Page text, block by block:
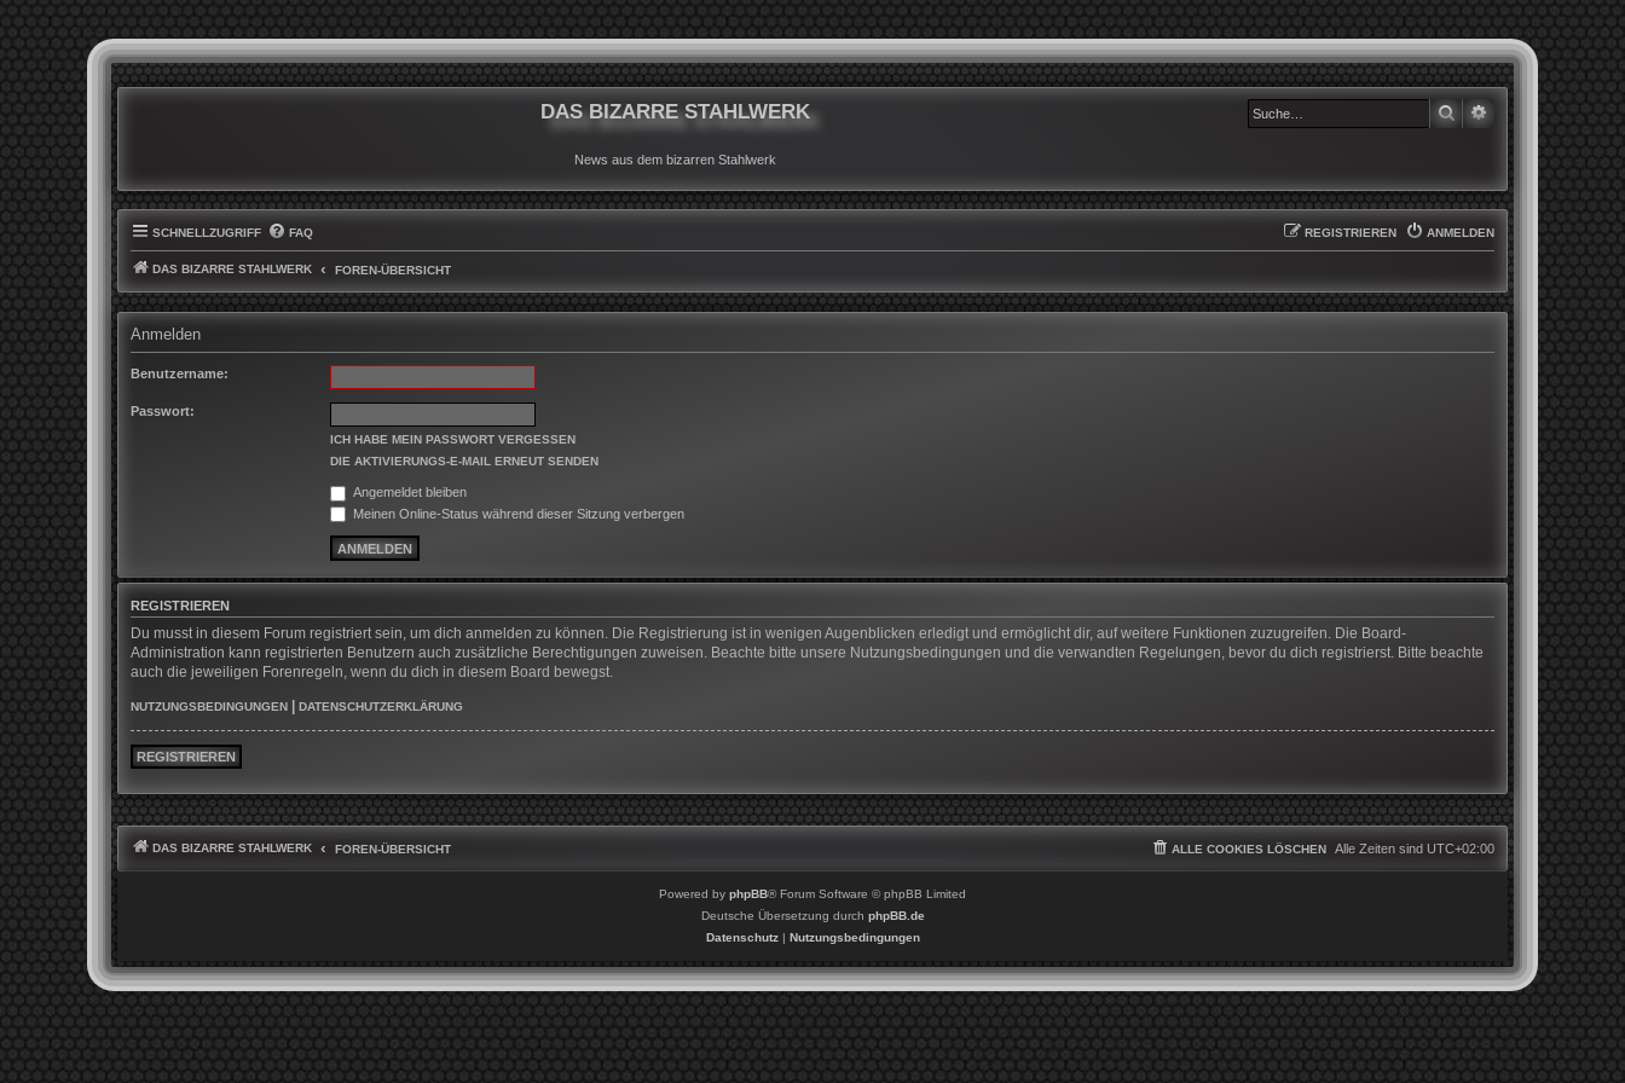
DAS BIZARRE STAHLWERK
News aus dem bizarren Stahlwerk
SUCHE
SCHNELLZUGRIFF FAQ ANMELDEN
REGISTRIEREN
DAS BIZARRE STAHLWERK FOREN-ÜBERSICHT
Anmelden
Benutzername:
Passwort:
ICH HABE MEIN PASSWORT VERGESSEN
DIE AKTIVIERUNGS-E-MAIL ERNEUT SENDEN
Angemeldet bleiben
Meinen Online-Status während dieser Sitzung verbergen
REGISTRIEREN
Du musst in diesem Forum registriert sein, um dich anmelden zu können. Die Registrierung ist in wenigen Augenblicken erledigt und ermöglicht dir, auf weitere Funktionen zuzugreifen. Die Board-
Administration kann registrierten Benutzern auch zusätzliche Berechtigungen zuweisen. Beachte bitte unsere Nutzungsbedingungen und die verwandten Regelungen, bevor du dich registrierst. Bitte beachte
auch die jeweiligen Forenregeln, wenn du dich in diesem Board bewegst.
NUTZUNGSBEDINGUNGEN DATENSCHUTZERKLÄRUNG
REGISTRIEREN
DAS BIZARRE STAHLWERK FOREN-ÜBERSICHT Alle Zeiten sind UTC+02:00
ALLE COOKIES LÖSCHEN
Powered by phpBB® Forum Software © phpBB Limited
Deutsche Übersetzung durch phpBB.de
Datenschutz| Nutzungsbedingungen